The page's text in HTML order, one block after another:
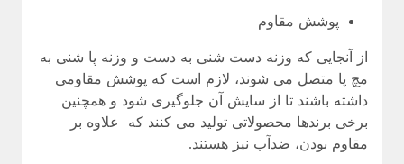
پوشش مقاوم
از آنجایی که وزنه دست شنی به دست و وزنه پا شنی به
مچ پا متصل می شوند، لازم است که پوشش مقاومی
داشته باشند تا از سایش آن جلوگیری شود و همچنین
برخی برندها محصولاتی تولید می کنند که علاوه بر
مقاوم بودن، ضدآب نیز هستند.